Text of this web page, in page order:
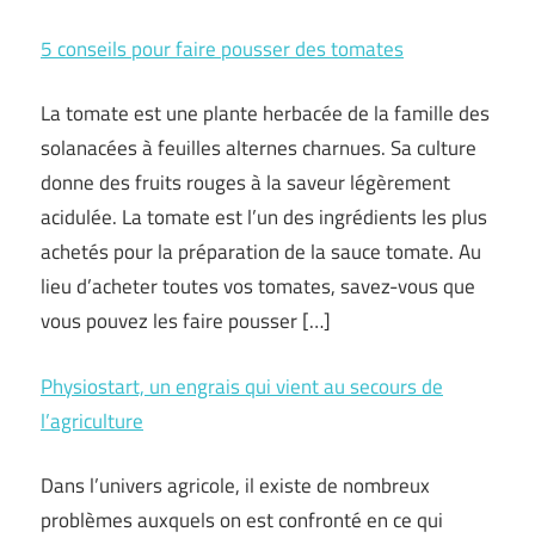
5 conseils pour faire pousser des tomates
La tomate est une plante herbacée de la famille des
solanacées à feuilles alternes charnues. Sa culture
donne des fruits rouges à la saveur légèrement
acidulée. La tomate est l’un des ingrédients les plus
achetés pour la préparation de la sauce tomate. Au
lieu d’acheter toutes vos tomates, savez-vous que
vous pouvez les faire pousser […]
Physiostart, un engrais qui vient au secours de
l’agriculture
Dans l’univers agricole, il existe de nombreux
problèmes auxquels on est confronté en ce qui